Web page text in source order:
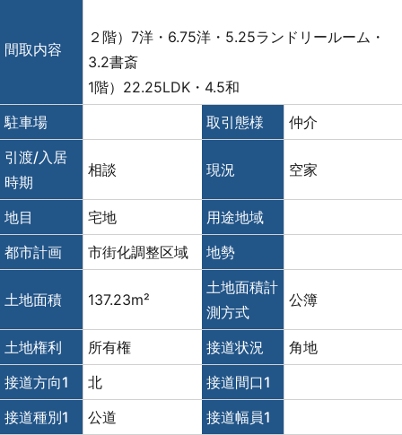
間取内容
２階）7洋・6.75洋・5.25ランドリールーム・
3.2書斎
1階）22.25LDK・4.5和
駐車場
取引態様
仲介
引渡/入居
時期
相談 現況 空家
地目 宅地
用途地域
都市計画
市街化調整区域 地勢
土地面積 137.23m²
土地面積計
測方式
公簿
土地権利 所有権 接道状況
角地
接道方向1
北
接道間口1
接道種別1
公道
接道幅員1